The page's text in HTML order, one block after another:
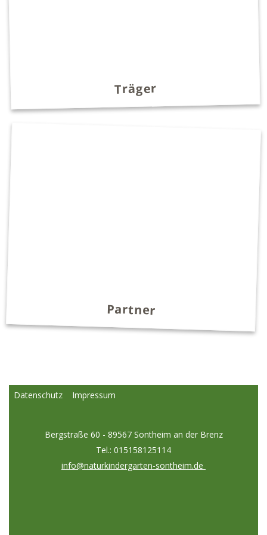
Träger
Partner
Datenschutz Impressum
Bergstraße 60 - 89567 Sontheim an der Brenz
Tel.: 015158125114
info@naturkindergarten-sontheim.de